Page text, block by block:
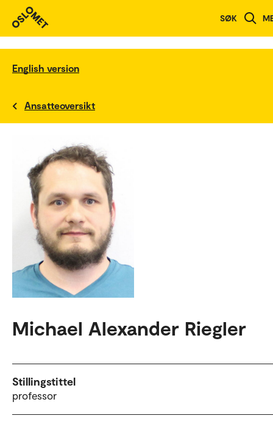
SØK
English version
Ansatteoversikt
Michael Alexander Riegler
Stillingstittel
professor